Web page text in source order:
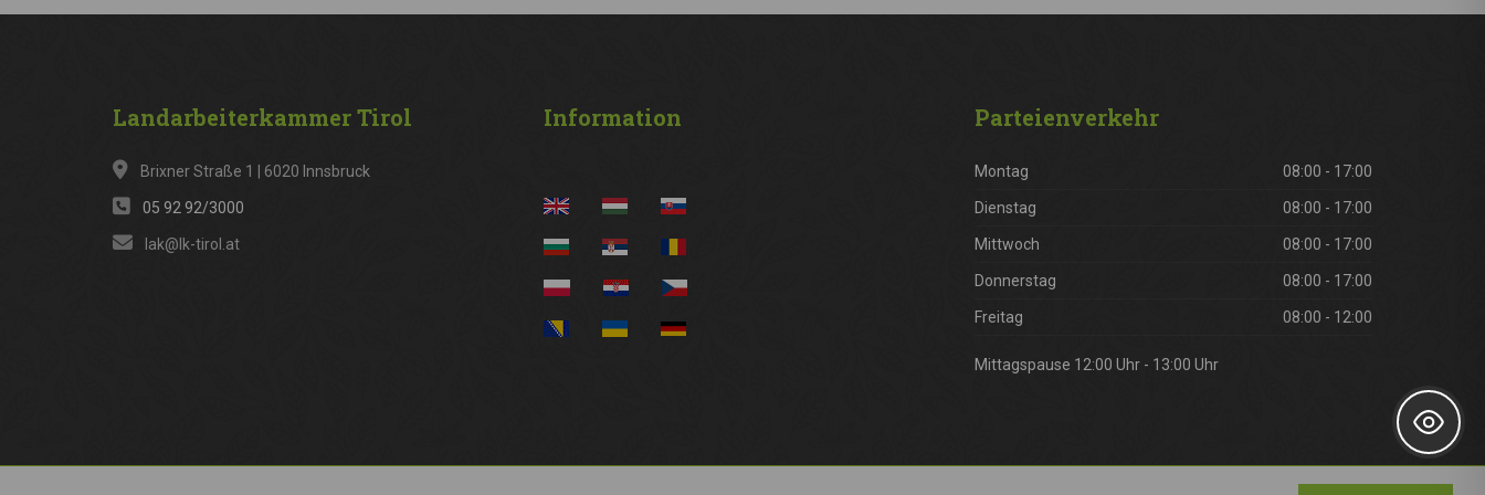
LandarbeiterkammerTirol
Brixner Straße 1 | 6020 Innsbruck
05 92 92/3000
lak@lk-tirol.at
Information Parteienverkehr
Montag 08:00 - 17:00
Dienstag 08:00 - 17:00
Mittwoch 08:00 - 17:00
Donnerstag 08:00 - 17:00
Freitag 08:00 - 12:00
Mittagspause 12:00 Uhr - 13:00 Uhr